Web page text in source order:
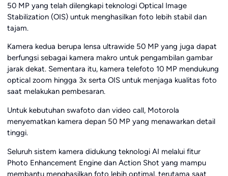
50 MP yang telah dilengkapi teknologi Optical Image
Stabilization (OIS) untuk menghasilkan foto lebih stabil dan
tajam.
Kamera kedua berupa lensa ultrawide 50 MP yang juga dapat
berfungsi sebagai kamera makro untuk pengambilan gambar
jarak dekat. Sementara itu, kamera telefoto 10 MP mendukung
optical zoom hingga 3x serta OIS untuk menjaga kualitas foto
saat melakukan pembesaran.
Untuk kebutuhan swafoto dan video call, Motorola
menyematkan kamera depan 50 MP yang menawarkan detail
tinggi.
Seluruh sistem kamera didukung teknologi AI melalui fitur
Photo Enhancement Engine dan Action Shot yang mampu
membantu menghasilkan foto lebih optimal, terutama saat